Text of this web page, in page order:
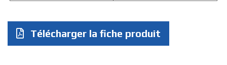
Télécharger la fiche produit